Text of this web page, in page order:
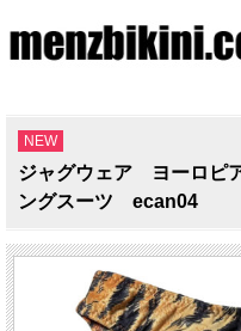
NEW
ジャグウェア ヨーロピ
ングスーツ ecan04